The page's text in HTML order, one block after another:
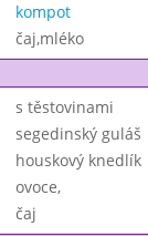
kompot
čaj,mléko
s těstovinami
segedinský guláš
houskový knedlík
ovoce,
čaj